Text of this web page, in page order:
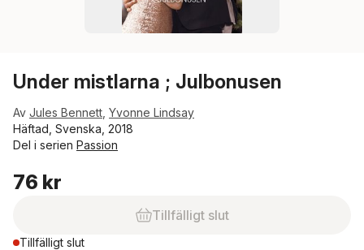
Under mistlarna ; Julbonusen
Av Jules Bennett Yvonne Lindsay
Häftad, Svenska, 2018
Del i serien Passion
76 kr
Tillfälligt slut
Tillfälligt slut